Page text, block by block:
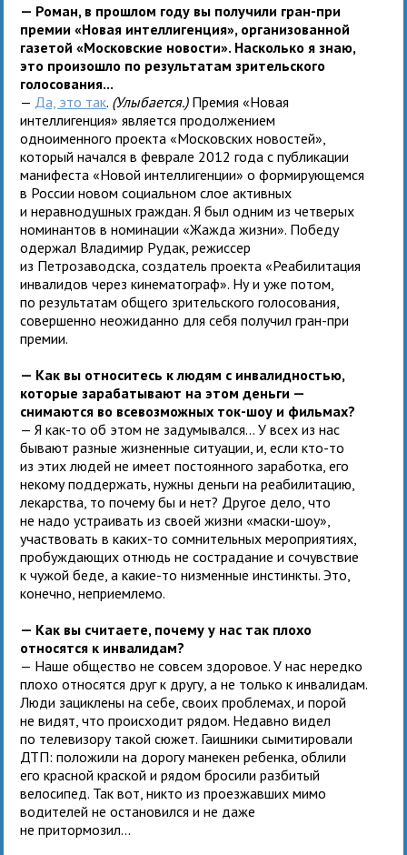
— Роман, в прошлом году вы получили гран-при
премии «Новая интеллигенция», организованной
газетой «Московские новости». Насколько я знаю,
это произошло по результатам зрительского
голосования...
— Да, это так. (Улыбается.)Премия «Новая
интеллигенция» является продолжением
одноименного проекта «Московских новостей»,
который начался в феврале 2012 года с публикации
манифеста «Новой интеллигенции» о формирующемся
в России новом социальном слое активных
и неравнодушных граждан. Я был одним из четверых
номинантов в номинации «Жажда жизни». Победу
одержал Владимир Рудак, режиссер
из Петрозаводска, создатель проекта «Реабилитация
инвалидов через кинематограф». Ну и уже потом,
по результатам общего зрительского голосования,
совершенно неожиданно для себя получил гран-при
премии.
— Как вы относитесь к людям с инвалидностью,
которые зарабатывают на этом деньги —
снимаются во всевозможных ток-шоу и фильмах?
— Я как-то об этом не задумывался... У всех из нас
бывают разные жизненные ситуации, и, если кто-то
из этих людей не имеет постоянного заработка, его
некому поддержать, нужны деньги на реабилитацию,
лекарства, то почему бы и нет? Другое дело, что
не надо устраивать из своей жизни «маски-шоу»,
участвовать в каких-то сомнительных мероприятиях,
пробуждающих отнюдь не сострадание и сочувствие
к чужой беде, а какие-то низменные инстинкты. Это,
конечно, неприемлемо.
— Как вы считаете, почему у нас так плохо
относятся к инвалидам?
— Наше общество не совсем здоровое. У нас нередко
плохо относятся друг к другу, а не только к инвалидам.
Люди зациклены на себе, своих проблемах, и порой
не видят, что происходит рядом. Недавно видел
по телевизору такой сюжет. Гаишники сымитировали
ДТП: положили на дорогу манекен ребенка, облили
его красной краской и рядом бросили разбитый
велосипед. Так вот, никто из проезжавших мимо
водителей не остановился и не даже
не притормозил...